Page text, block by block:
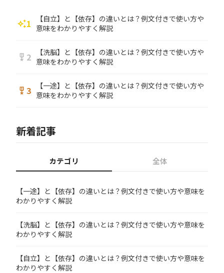
auto_awesome1
【自立】と【依存】の違いとは？例文付きで使い方や
意味をわかりやすく解説
military_tech 2
【洗脳】と【依存】の違いとは？例文付きで使い方や
意味をわかりやすく解説
military_tech 3
【一途】と【依存】の違いとは？例文付きで使い方や
意味をわかりやすく解説
新着記事
カテゴリ 全体
【一途】と【依存】の違いとは？例文付きで使い方や意味を
わかりやすく解説
【洗脳】と【依存】の違いとは？例文付きで使い方や意味を
わかりやすく解説
【自立】と【依存】の違いとは？例文付きで使い方や意味を
わかりやすく解説